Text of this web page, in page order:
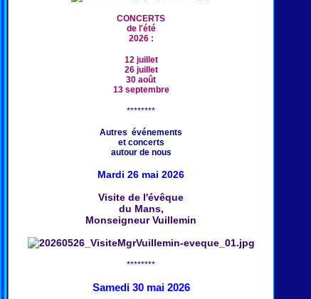
CONCERTS
de l'été
2026 :
12 juillet
26 juillet
30 août
13 septembre
********
Autres événements
et concerts
autour de nous
Mardi 26 mai 2026
Visite de l'évêque
du Mans,
Monseigneur Vuillemin
********
Samedi 30 mai 2026